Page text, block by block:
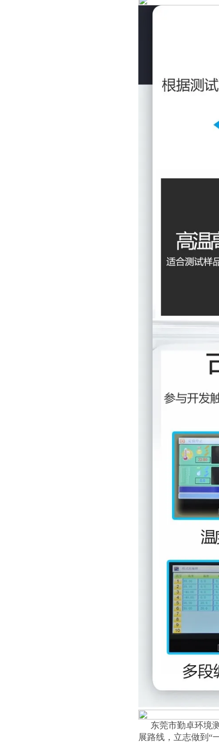
东莞市勤卓环境测
展路线，立志做到“